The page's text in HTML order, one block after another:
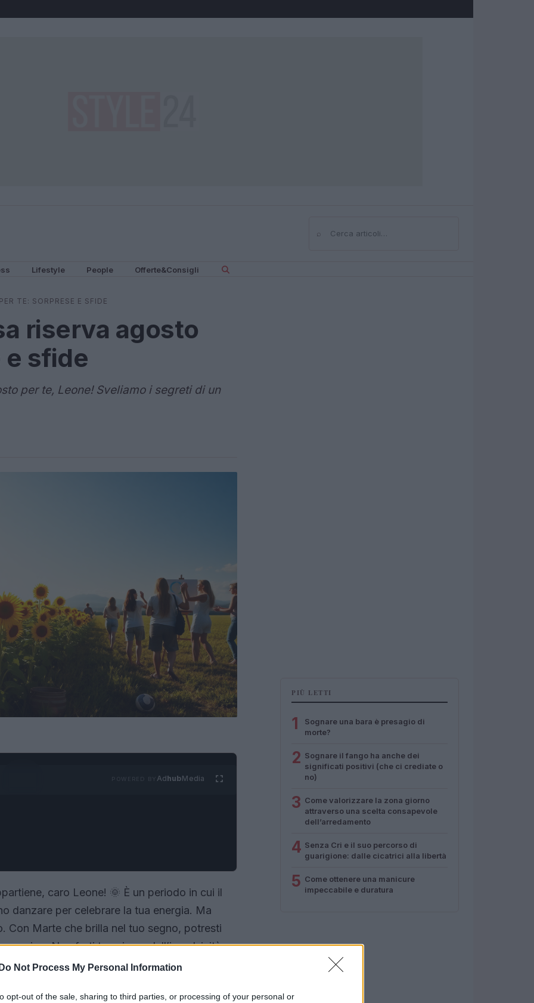
Do Not Process My Personal Information
opt-out of the sale, sharing to third parties, or processing of your personal or
⌕Cerca
Lifestyle People Offerte&Consigli
TE: SORPRESE E SFIDE
riserva agosto
e sfide
per te, Leone! Sveliamo i segreti di un
AdhubMedia
caro Leone! 🌞 È un periodo in cui il
danzare per celebrare la tua energia. Ma
Con Marte che brilla nel tuo segno, potresti
Non farti trascinare dall’impulsività,
il 10 del mese. Sarà un momento in cui
facendoti sentire meno importante di
PIÙ LETTI
1
Sognare una bara è presagio di
morte?
2 Sognare il fango ha anche dei
significati positivi (che ci crediate o
no)
3 Come valorizzare la zona giorno
attraverso una scelta consapevole
dell’arredamento
4 Senza Cri e il suo percorso di
guarigione: dalle cicatrici alla libertà
5 Come ottenere una manicure
impeccabile e duratura